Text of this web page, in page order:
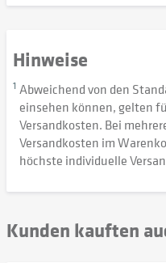
Hinweise
1 Abweichend von den
einsehen können, gelten
Versandkosten. Bei
Versandkosten im
höchste individuelle
Kunden kauften